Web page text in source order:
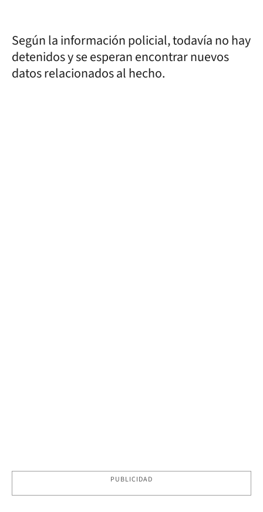
Según la información policial, todavía no hay
detenidos y se esperan encontrar nuevos
datos relacionados al hecho.
PUBLICIDAD